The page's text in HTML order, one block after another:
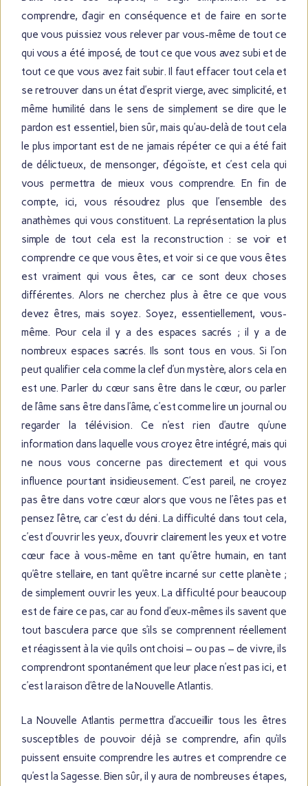
comprendre, d’agir en conséquence et de faire en sorte
que vous puissiez vous relever par vous-même de tout ce
qui vous a été imposé, de tout ce que vous avez subi et de
tout ce que vous avez fait subir. Il faut effacer tout cela et
se retrouver dans un état d’esprit vierge, avec simplicité, et
même humilité dans le sens de simplement se dire que le
pardon est essentiel, bien sûr, mais qu’au-delà de tout cela
le plus important est de ne jamais répéter ce qui a été fait
de délictueux, de mensonger, d’égoïste, et c’est cela qui
vous permettra de mieux vous comprendre. En fin de
compte, ici, vous résoudrez plus que l’ensemble des
anathèmes qui vous constituent. La représentation la plus
simple de tout cela est la reconstruction : se voir et
comprendre ce que vous êtes, et voir si ce que vous êtes
est vraiment qui vous êtes, car ce sont deux choses
différentes. Alors ne cherchez plus à être ce que vous
devez êtres, mais soyez. Soyez, essentiellement, vous-
même. Pour cela il y a des espaces sacrés ; il y a de
nombreux espaces sacrés. Ils sont tous en vous. Si l’on
peut qualifier cela comme la clef d’un mystère, alors cela en
est une. Parler du cœur sans être dans le cœur, ou parler
de l’âme sans être dans l’âme, c’est comme lire un journal ou
regarder la télévision. Ce n’est rien d’autre qu’une
information dans laquelle vous croyez être intégré, mais qui
ne nous vous concerne pas directement et qui vous
influence pourtant insidieusement. C’est pareil, ne croyez
pas être dans votre cœur alors que vous ne l’êtes pas et
pensez l’être, car c’est du déni. La difficulté dans tout cela,
c’est d’ouvrir les yeux, d’ouvrir clairement les yeux et votre
cœur face à vous-même en tant qu’être humain, en tant
qu’être stellaire, en tant qu’être incarné sur cette planète ;
de simplement ouvrir les yeux. La difficulté pour beaucoup
est de faire ce pas, car au fond d’eux-mêmes ils savent que
tout basculera parce que s’ils se comprennent réellement
et réagissent à la vie qu’ils ont choisi – ou pas – de vivre, ils
comprendront spontanément que leur place n’est pas ici, et
c’est la raison d’être de la Nouvelle Atlantis.
La Nouvelle Atlantis permettra d’accueillir tous les êtres
susceptibles de pouvoir déjà se comprendre, afin qu’ils
puissent ensuite comprendre les autres et comprendre ce
qu’est la Sagesse. Bien sûr, il y aura de nombreuses étapes,